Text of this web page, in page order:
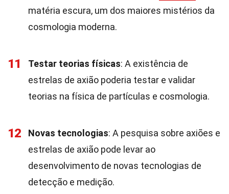
matéria escura, um dos maiores mistérios da
cosmologia moderna.
11 Testar teorias físicas: A existência de
estrelas de axião poderia testar e validar
teorias na física de partículas e cosmologia.
12 Novas tecnologias: A pesquisa sobre axiões e
estrelas de axião pode levar ao
desenvolvimento de novas tecnologias de
detecção e medição.